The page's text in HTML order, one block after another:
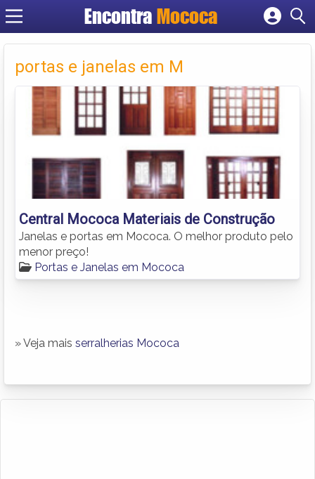
Encontra Mococa
Criar conta
portas e janelas em M
Central Mococa Materiais de Construção
Janelas e portas em Mococa. O melhor produto pelo
menor preço!
Portas e Janelas em Mococa
» Veja mais serralherias Mococa